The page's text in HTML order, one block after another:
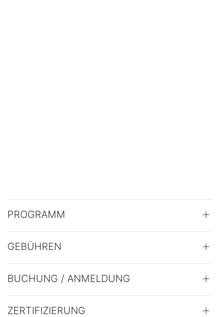
PROGRAMM
GEBÜHREN
BUCHUNG / ANMELDUNG
ZERTIFIZIERUNG